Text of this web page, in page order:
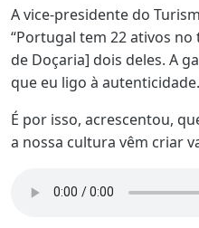
A vice-presidente do
“Portugal tem 22 ativos
de Doçaria] dois deles. A
que eu ligo à
É por isso, acrescentou,
a nossa cultura vêm criar